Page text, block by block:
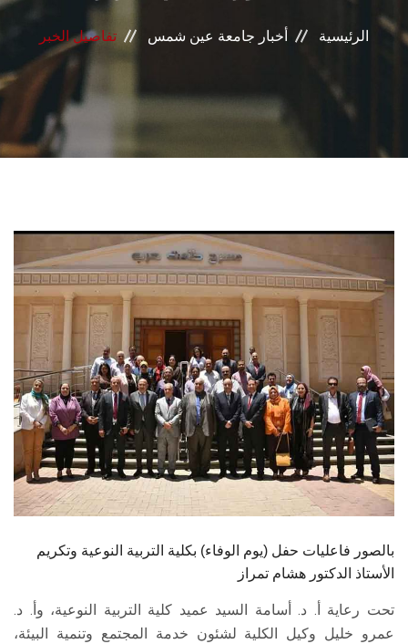
المراكز والوحدات
الأنظمة الذكية
الطلاب
هيئة التدريس
الدراسات العليا
الخريجين
الموظفون
الزائـرون
الرئيسية أخبار جامعة عين شمس تفاصيل الخبر
بالصور فاعليات حفل (يوم الوفاء) بكلية التربية النوعية وتكريم
الأستاذ الدكتور هشام تمراز
تحت رعاية أ. د. أسامة السيد عميد كلية التربية النوعية، وأ. د.
عمرو خليل وكيل الكلية لشئون خدمة المجتمع وتنمية البيئة،